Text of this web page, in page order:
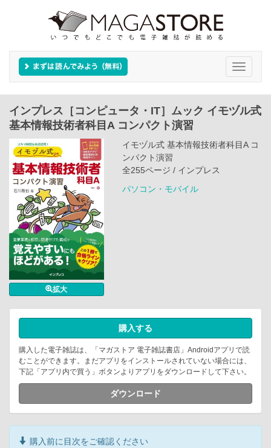
Toggle
インプレス［コンピュータ・IT］ムック イモヅル式
基本情報技術者科目A コンパクト演習
拡大
イモヅル式 基本情報技術者科目A コ
ンパクト演習
全255ページ / インプレス
パソコン・モバイル
購入する
購入した電子雑誌は、「マガストア 電子雑誌書店」Androidアプリで読
むことができます。まだアプリをインストールされていない場合には、
下記「アプリ内で買う」ボタンよりアプリをダウンロードして下さい。
ダウンロード
購入前に目次をご確認ください